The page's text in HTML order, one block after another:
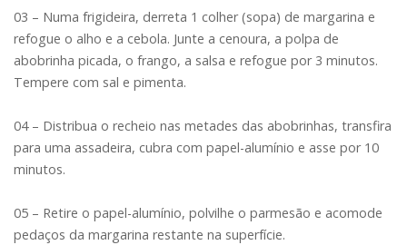
03 – Numa frigideira, derreta 1 colher (sopa) de margarina e
refogue o alho e a cebola. Junte a cenoura, a polpa de
abobrinha picada, o frango, a salsa e refogue por 3 minutos.
Tempere com sal e pimenta.
04 – Distribua o recheio nas metades das abobrinhas, transfira
para uma assadeira, cubra com papel-alumínio e asse por 10
minutos.
05 – Retire o papel-alumínio, polvilhe o parmesão e acomode
pedaços da margarina restante na superfície.